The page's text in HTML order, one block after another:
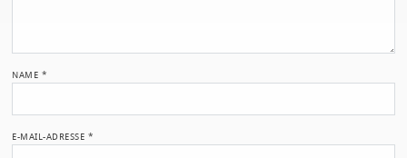
NAME *
E-MAIL-ADRESSE *